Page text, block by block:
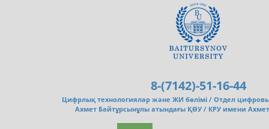
8-(7142)-51-16-44
Цифрлық технологиялар және ЖИ бөлімі / Отдел
Ахмет Байтұрсынұлы атындағы ҚӨУ / КРУ имени